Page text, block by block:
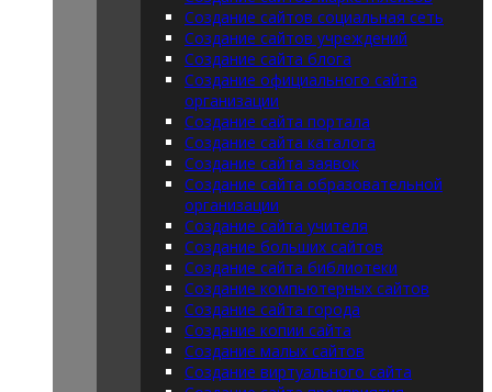
Создание сайтов социальная сеть
Создание сайтов учреждений
Создание сайта блога
Создание официального сайта
организации
Создание сайта портала
Создание сайта каталога
Создание сайта заявок
Создание сайта образовательной
организации
Создание сайта учителя
Создание больших сайтов
Создание сайта библиотеки
Создание компьютерных сайтов
Создание сайта города
Создание копии сайта
Создание малых сайтов
Создание виртуального сайта